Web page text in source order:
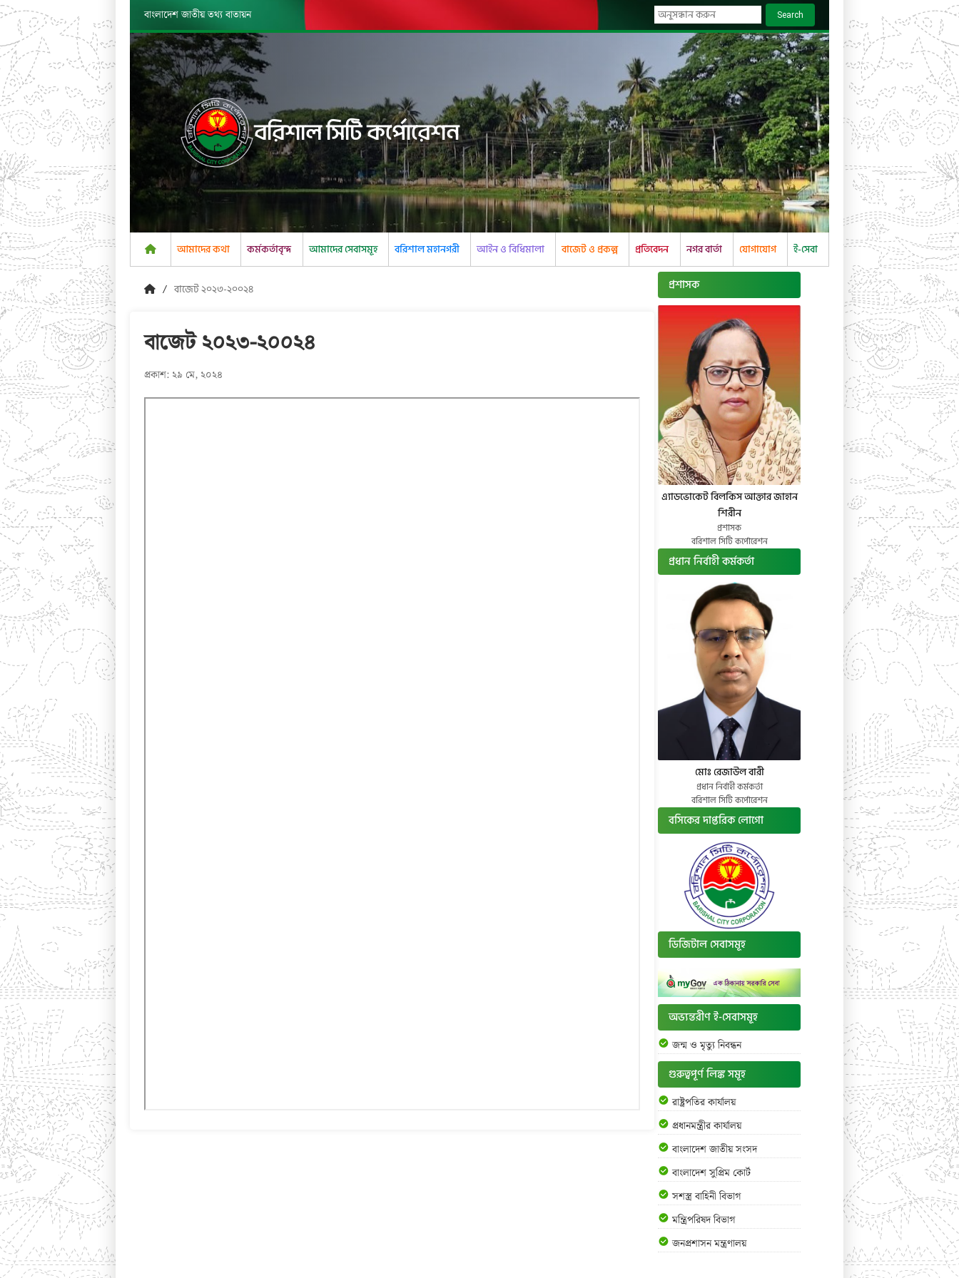
বাংলাদেশ জাতীয় তথ্য বাতায়ন Search
বরিশাল সিটি কর্পোরেশন
আমাদের কথা কর্মকর্তাবৃন্দ আমাদের সেবাসমূহ বরিশাল মহানগরী আইন ও বিধিমালা বাজেট ও প্রকল্প প্রতিবেদন নগর বার্তা যোগাযোগ ই-সেবা
বাজেট ২০২৩-২০০২৪
বাজেট ২০২৩-২০০২৪
প্রকাশ: ২৯ মে, ২০২৪
প্রশাসক
এ্যাডভোকেট বিলকিস আক্তার জাহান
শিরীন
প্রশাসক
বরিশাল সিটি কর্পোরেশন
প্রধান নির্বাহী কর্মকর্তা
মোঃ রেজাউল বারী
প্রধান নির্বাহী কর্মকর্তা
বরিশাল সিটি কর্পোরেশন
বসিকের দাপ্তরিক লোগো
ডিজিটাল সেবাসমূহ
অভ্যন্তরীণ ই-সেবাসমূহ
জন্ম ও মৃত্যু নিবন্ধন
গুরুত্বপূর্ণ লিঙ্ক সমূহ
রাষ্ট্রপতির কার্যালয়
প্রধানমন্ত্রীর কার্যালয়
বাংলাদেশ জাতীয় সংসদ
বাংলাদেশ সুপ্রিম কোর্ট
সশস্ত্র বাহিনী বিভাগ
মন্ত্রিপরিষদ বিভাগ
জনপ্রশাসন মন্ত্রণালয়